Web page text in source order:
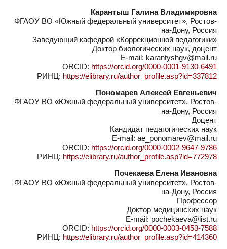
Карантыш Галина Владимировна
ФГАОУ ВО «Южный федеральный университет», Ростов-
на-Дону, Россия
Заведующий кафедрой «Коррекционной педагогики»
Доктор биологических наук, доцент
E-mail: karantyshgv@mail.ru
ORCID: https://orcid.org/0000-0001-9130-6491
РИНЦ: https://elibrary.ru/author_profile.asp?id=337812
Пономарев Алексей Евгеньевич
ФГАОУ ВО «Южный федеральный университет», Ростов-
на-Дону, Россия
Доцент
Кандидат педагогических наук
E-mail: ae_ponomarev@mail.ru
ORCID: https://orcid.org/0000-0002-9647-9786
РИНЦ: https://elibrary.ru/author_profile.asp?id=772978
Почекаева Елена Ивановна
ФГАОУ ВО «Южный федеральный университет», Ростов-
на-Дону, Россия
Профессор
Доктор медицинских наук
E-mail: pochekaeva@list.ru
ORCID: https://orcid.org/0000-0003-0453-7588
РИНЦ: https://elibrary.ru/author_profile.asp?id=414360